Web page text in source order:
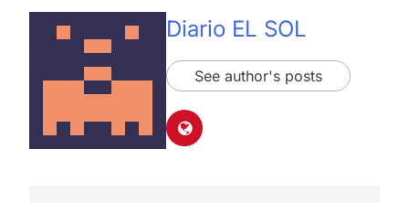
Diario EL SOL
See author's posts